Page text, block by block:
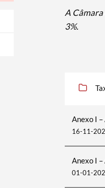
A
3%.
Anexo I –
16-11-
Anexo I –
01-01-